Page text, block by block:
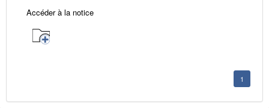
Accéder à la notice
1